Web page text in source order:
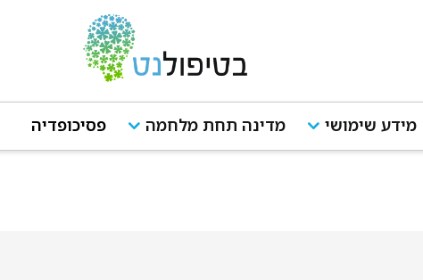
מידע שימושי מדינה תחת מלחמה פסיכופדיה